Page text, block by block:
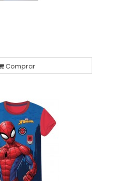
Comprar